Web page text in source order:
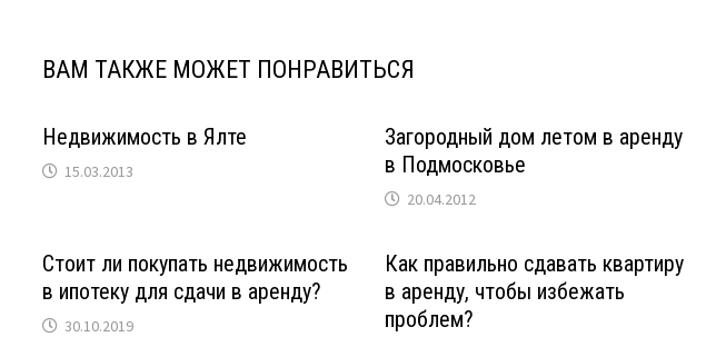
ВАМ ТАКЖЕ МОЖЕТ ПОНРАВИТЬСЯ
Недвижимость в Ялте
15.03.2013
Загородный дом летом в аренду
в Подмосковье
20.04.2012
Стоит ли покупать недвижимость
в ипотеку для сдачи в аренду?
30.10.2019
Как правильно сдавать квартиру
в аренду, чтобы избежать
проблем?